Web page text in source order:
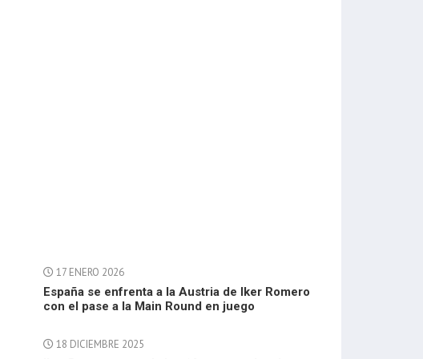
17 ENERO 2026
España se enfrenta a la Austria de Iker Romero
con el pase a la Main Round en juego
18 DICIEMBRE 2025